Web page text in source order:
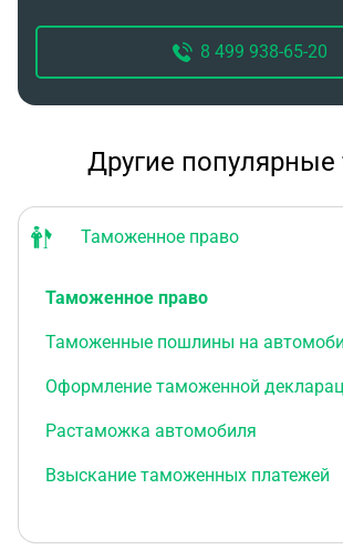
орган. Антимонопольный орган
рассмотрению и назначил слушание
результате антимонопольный
предписание Главе администрации
данного постановления.
8 499 938-65-20
Другие
Таможенное право
Таможенное право
Таможенные пошлины на
Оформление таможенной
Растаможка автомобиля
Взыскание таможенных платежей